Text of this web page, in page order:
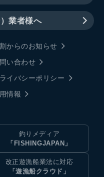
業者様へ
からのお知らせ
い合わせ
イバシーポリシー
情報
釣りメディア
「FISHINGJAPAN」
改正遊漁船業法に対応
「遊漁船クラウド」